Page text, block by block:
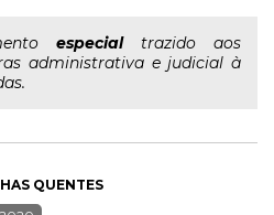
especialtrazido aos
administrativa e judicial à
QUENTES